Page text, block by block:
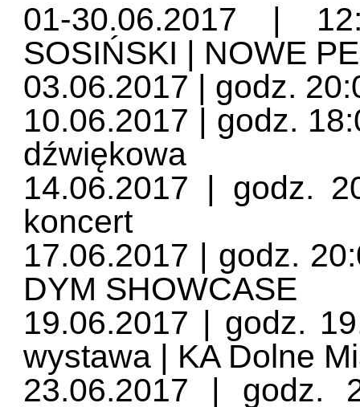
01-30.06.2017 |
SOSIŃSKI | NOWE
03.06.2017 | godz.
10.06.2017 | godz.
dźwiękowa
14.06.2017 | godz.
koncert
17.06.2017 | godz.
DYM SHOWCASE
19.06.2017 | godz.
wystawa | KA Dolne
23.06.2017 | godz.